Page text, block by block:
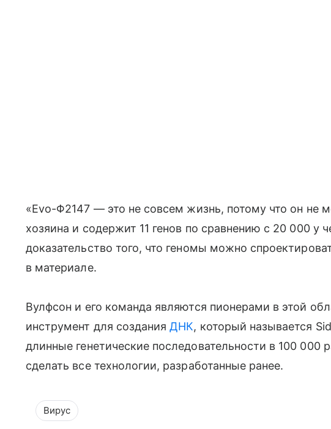
«Evo-Φ2147 — это не совсем жизнь, потому что он не
хозяина и содержит 11 генов по сравнению с 20 000 у
доказательство того, что геномы можно
в материале.
Вулфсон и его команда являются пионерами в этой
инструмент для созданияДНК, который называется
длинные генетические последовательности в 100 000
сделать все технологии, разработанные ранее.
Вирус